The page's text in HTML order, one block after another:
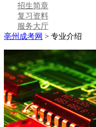
招生简章
复习资料
服务大厅
亳州成考网 > 专业介绍